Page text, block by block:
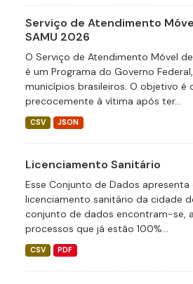
Serviço de Atendimento
SAMU 2026
O Serviço de Atendimento Móvel
é um Programa do Governo
municípios brasileiros. O objetivo é
precocemente à vítima após ter...
CSV JSON
Licenciamento Sanitário
Esse Conjunto de Dados
licenciamento sanitário da cidade
conjunto de dados encontram-se,
processos que já estão 100%...
CSV PDF